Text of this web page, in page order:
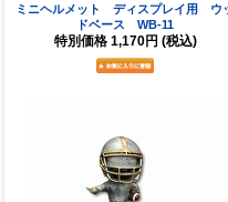
ミニヘルメット ディスプレイ用 ウ
ドベース WB-11
特別価格 1,170円 (税込)